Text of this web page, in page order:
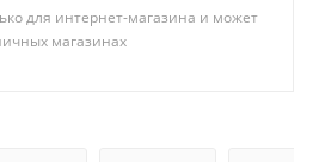
для интернет-магазина и может
магазинах